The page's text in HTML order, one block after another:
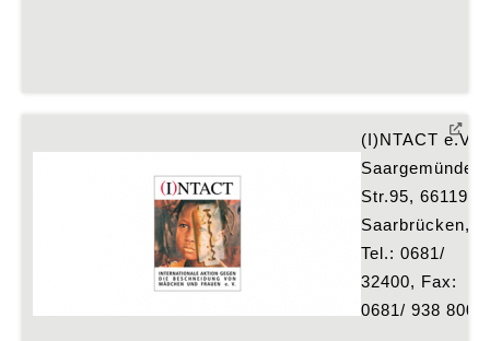
(I)NTACT e.V.,
Saargemünder
Str.95, 66119
Saarbrücken,
Tel.: 0681/
32400, Fax:
0681/ 938 8002